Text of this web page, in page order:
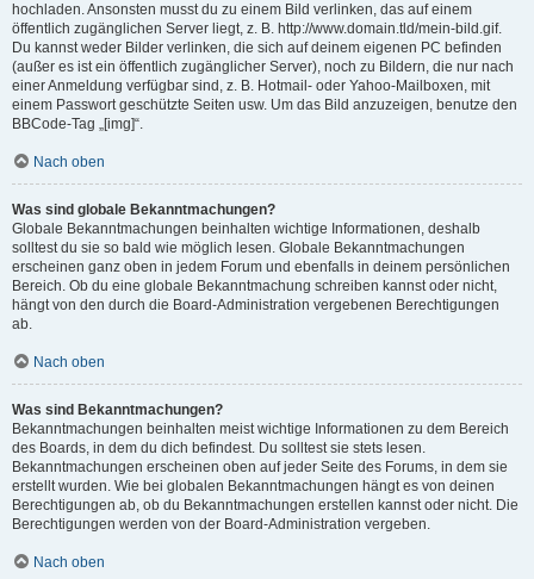
hochladen. Ansonsten musst du zu einem Bild verlinken, das auf einem
öffentlich zugänglichen Server liegt, z. B. http://www.domain.tld/mein-bild.gif.
Du kannst weder Bilder verlinken, die sich auf deinem eigenen PC befinden
(außer es ist ein öffentlich zugänglicher Server), noch zu Bildern, die nur nach
einer Anmeldung verfügbar sind, z. B. Hotmail- oder Yahoo-Mailboxen, mit
einem Passwort geschützte Seiten usw. Um das Bild anzuzeigen, benutze den
BBCode-Tag „[img]“.
Nach oben
Was sind globale Bekanntmachungen?
Globale Bekanntmachungen beinhalten wichtige Informationen, deshalb
solltest du sie so bald wie möglich lesen. Globale Bekanntmachungen
erscheinen ganz oben in jedem Forum und ebenfalls in deinem persönlichen
Bereich. Ob du eine globale Bekanntmachung schreiben kannst oder nicht,
hängt von den durch die Board-Administration vergebenen Berechtigungen
ab.
Nach oben
Was sind Bekanntmachungen?
Bekanntmachungen beinhalten meist wichtige Informationen zu dem Bereich
des Boards, in dem du dich befindest. Du solltest sie stets lesen.
Bekanntmachungen erscheinen oben auf jeder Seite des Forums, in dem sie
erstellt wurden. Wie bei globalen Bekanntmachungen hängt es von deinen
Berechtigungen ab, ob du Bekanntmachungen erstellen kannst oder nicht. Die
Berechtigungen werden von der Board-Administration vergeben.
Nach oben